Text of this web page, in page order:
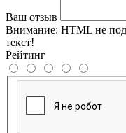
Ваш отзыв
Внимание: HTML не
текст!
Рейтинг